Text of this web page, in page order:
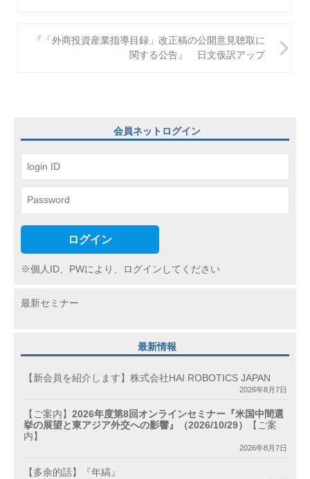
ン
『「外商投資産業指導目録」改正稿の公開意見聴取に
関する公告』 日文仮訳アップ
会員ネットログイン
ログイン
※個人ID、PWにより、ログインしてください
最新セミナー
最新情報
【新会員を紹介します】株式会社HAI ROBOTICS JAPAN
2026年8月7日
【ご案内】 2026年度第8回オンラインセミナー『米国中間選
挙の展望と東アジア外交への影響』（2026/10/29）
【ご案
内】
2026年8月7日
【多余的話】『年縞』